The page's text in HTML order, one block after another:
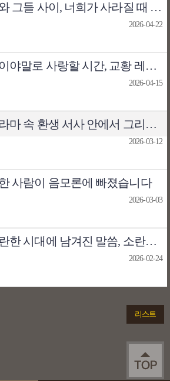
K톨릭-영화: 우리와 그들 사이, 너희가 사라질 때 - 영화 우리들(2016, 윤가은 감독)
2026-04-22
K톨릭-도서: 지금이야말로 사랑할 시간, 교황 레오 14세, 레오 14세 교황의 생각
2026-04-15
K톨릭-드라마: 드라마 속 환생 서사 안에서 그리스도인의 희망을 되묻다
2026-03-12
사람이 음모론에 빠졌습니다
2026-03-03
K톨릭-뮤지컬: 소란한 시대에 남겨진 말씀, 소란스러운 나의 서림에서
2026-02-24
리스트